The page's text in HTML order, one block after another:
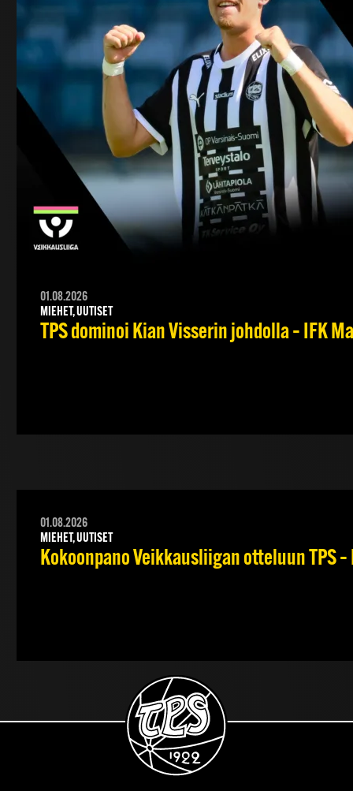
01.08.2026
MIEHET, UUTISET
TPS dominoi Kian Visserin johdolla – IFK
01.08.2026
MIEHET, UUTISET
Kokoonpano Veikkausliigan otteluun TPS